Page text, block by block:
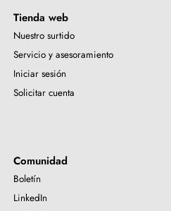
Tienda web
Nuestro surtido
Servicio y asesoramiento
Iniciar sesión
Solicitar cuenta
Comunidad
Boletín
LinkedIn